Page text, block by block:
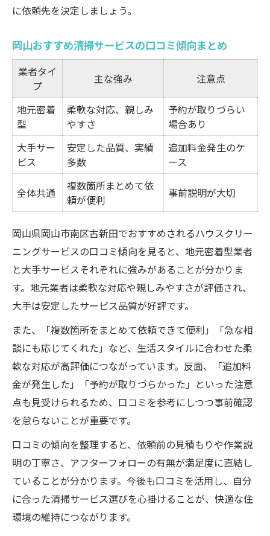
に依頼先を決定しましょう。
岡山おすすめ清掃サービスの口コミ傾向まとめ
業者タイ
プ
主な強み 注意点
地元密着
型
柔軟な対応、親しみ
やすさ
予約が取りづらい
場合あり
大手サー
ビス
安定した品質、実績
多数
追加料金発生のケ
ース
全体共通
複数箇所まとめて依
頼が便利
事前説明が大切
岡山県岡山市南区古新田でおすすめされるハウスクリー
ニングサービスの口コミ傾向を見ると、地元密着型業者
と大手サービスそれぞれに強みがあることが分かりま
す。地元業者は柔軟な対応や親しみやすさが評価され、
大手は安定したサービス品質が好評です。
また、「複数箇所をまとめて依頼できて便利」「急な相
談にも応じてくれた」など、生活スタイルに合わせた柔
軟な対応が高評価につながっています。反面、「追加料
金が発生した」「予約が取りづらかった」といった注意
点も見受けられるため、口コミを参考にしつつ事前確認
を怠らないことが重要です。
口コミの傾向を整理すると、依頼前の見積もりや作業説
明の丁寧さ、アフターフォローの有無が満足度に直結し
ていることが分かります。今後も口コミを活用し、自分
に合った清掃サービス選びを心掛けることが、快適な住
環境の維持につながります。